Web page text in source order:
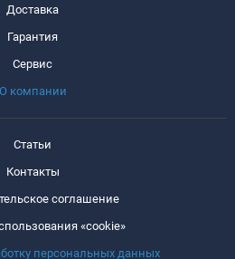
Доставка
Гарантия
Сервис
О компании
Статьи
Контакты
соглашение
«cookie»
персональных данных